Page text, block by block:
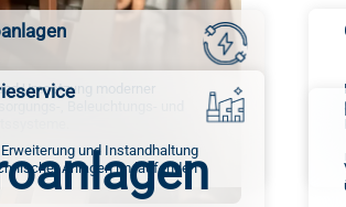
Umsetzung moderner
, Beleuchtungs- und
und Instandhaltung
Anlagen im laufenden